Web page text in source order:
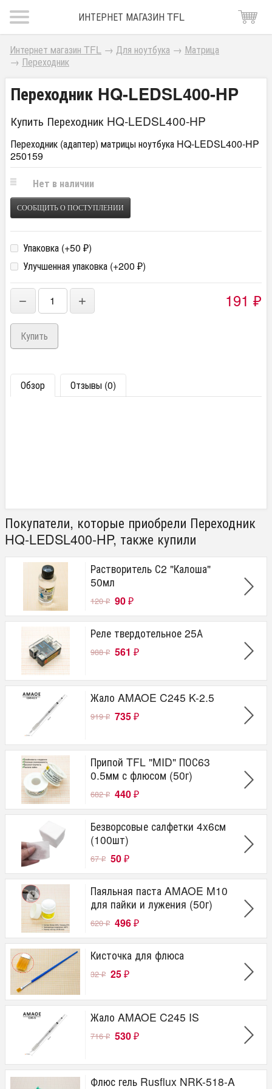
ИНТЕРНЕТ МАГАЗИН TFL
Интернет магазин TFL → Для ноутбука → Матрица
→ Переходник
Переходник HQ-LEDSL400-HP
Купить Переходник HQ-LEDSL400-HP
Переходник (адаптер) матрицы ноутбука HQ-LEDSL400-HP
250159
Нет в наличии
СООБЩИТЬ О ПОСТУПЛЕНИИ
Упаковка (+50 ₽)
Улучшенная упаковка (+200 ₽)
− + 191 ₽
Обзор Отзывы (0)
Покупатели, которые приобрели Переходник
HQ-LEDSL400-HP, также купили
Растворитель С2 "Калоша"
50мл
120₽ 90 ₽
Реле твердотельное 25А
988₽ 561 ₽
Жало AMAOE C245 K-2.5
919₽ 735 ₽
Припой TFL "MID" ПОС63
0.5мм с флюсом (50г)
682₽ 440 ₽
Безворсовые салфетки 4x6см
(100шт)
67₽ 50 ₽
Паяльная паста AMAOE M10
для пайки и лужения (50г)
620₽ 496 ₽
Кисточка для флюса
32₽ 25 ₽
Жало AMAOE C245 IS
716₽ 530 ₽
Флюс гель Rusflux NRK-518-A